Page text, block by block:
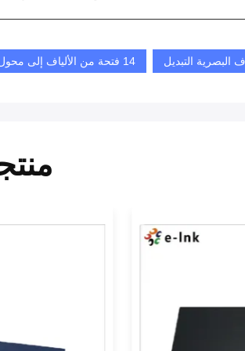
14 فتحة من الألياف إلى محول الشبكة المحلية